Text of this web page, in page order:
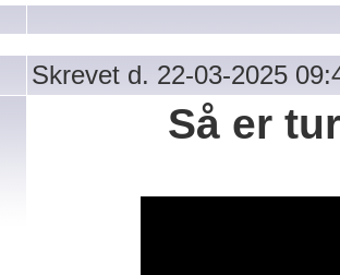
Skrevet d. 22-03-2025
Så er